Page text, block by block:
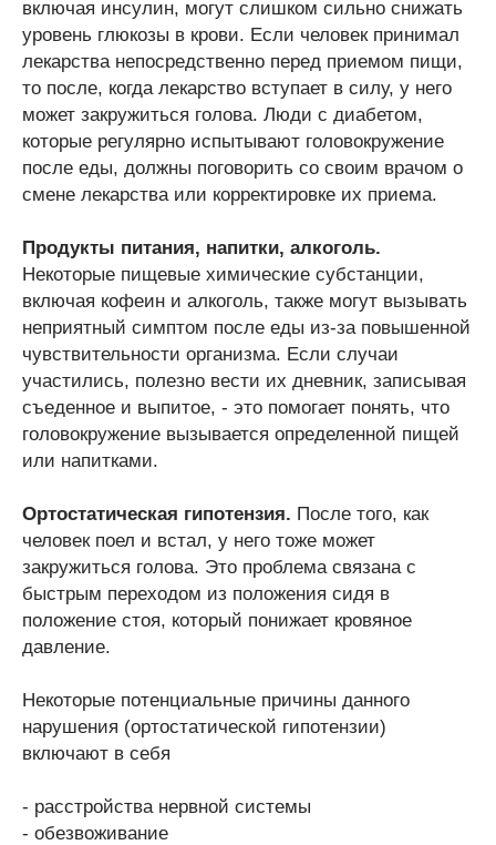
включая инсулин, могут слишком сильно снижать
уровень глюкозы в крови. Если человек принимал
лекарства непосредственно перед приемом пищи,
то после, когда лекарство вступает в силу, у него
может закружиться голова. Люди с диабетом,
которые регулярно испытывают головокружение
после еды, должны поговорить со своим врачом о
смене лекарства или корректировке их приема.
Продукты питания, напитки, алкоголь.
Некоторые пищевые химические субстанции,
включая кофеин и алкоголь, также могут вызывать
неприятный симптом после еды из-за повышенной
чувствительности организма. Если случаи
участились, полезно вести их дневник, записывая
съеденное и выпитое, - это помогает понять, что
головокружение вызывается определенной пищей
или напитками.
Ортостатическая гипотензия. После того, как
человек поел и встал, у него тоже может
закружиться голова. Это проблема связана с
быстрым переходом из положения сидя в
положение стоя, который понижает кровяное
давление.
Некоторые потенциальные причины данного
нарушения (ортостатической гипотензии)
включают в себя
- расстройства нервной системы
- обезвоживание